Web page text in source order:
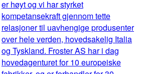
er høyt og vi har styrket
kompetansekraft gjennom tette
relasjoner til uavhengige produsenter
over hele verden, hovedsakelig Italia
og Tyskland. Froster AS har i dag
hovedagenturet for 10 europeiske